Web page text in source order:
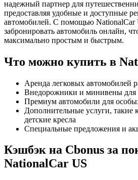
надежный партнер для
предоставляя удобные и доступные
автомобилей. С помощью NationalCar
забронировать автомобиль онлайн,
максимально простым и быстрым.
Что можно купить в
Аренда легковых автомобилей
Внедорожники и минивены для
Премиум автомобили для
Дополнительные услуги, такие
детские кресла
Специальные предложения и
Кэшбэк на Cbonus за
NationalCar US